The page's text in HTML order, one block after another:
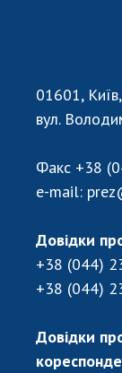
Наукові
надбання
науковими
Оцінювання
Конкурси
Відкрита
Підготовка
01601,
вул.
Факс +38
e-mail:
Довідки
+38 (044)
+38 (044)
Довідки